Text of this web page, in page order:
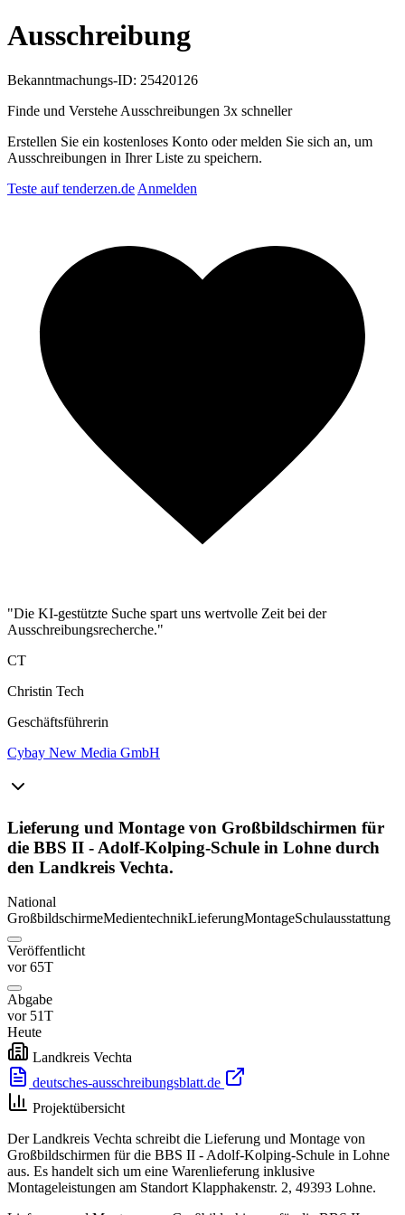
Ausschreibung
Bekanntmachungs-ID: 25420126
Finde und Verstehe Ausschreibungen 3x schneller
Erstellen Sie ein kostenloses Konto oder melden Sie sich an, um
Ausschreibungen in Ihrer Liste zu speichern.
Teste auf tenderzen.de Anmelden
"Die KI-gestützte Suche spart uns wertvolle Zeit bei der
Ausschreibungsrecherche."
CT
Christin Tech
Geschäftsführerin
Cybay New Media GmbH
Lieferung und Montage von Großbildschirmen für
die BBS II - Adolf-Kolping-Schule in Lohne durch
den Landkreis Vechta.
National
GroßbildschirmeMedientechnikLieferungMontageSchulausstattung
Veröffentlicht
vor 65T
Abgabe
vor 51T
Heute
Landkreis Vechta
deutsches-ausschreibungsblatt.de
Projektübersicht
Der Landkreis Vechta schreibt die Lieferung und Montage von
Großbildschirmen für die BBS II - Adolf-Kolping-Schule in Lohne
aus. Es handelt sich um eine Warenlieferung inklusive
Montageleistungen am Standort Klapphakenstr. 2, 49393 Lohne.